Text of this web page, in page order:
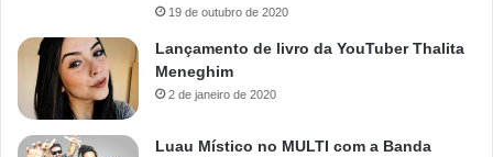
19 de outubro de 2020
Lançamento de livro da YouTuber Thalita
Meneghim
2 de janeiro de 2020
Luau Místico no MULTI com a Banda